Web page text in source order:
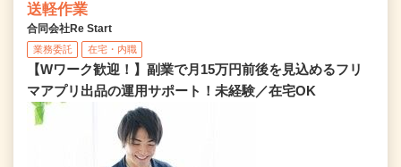
送軽作業
合同会社Re Start
業務委託 在宅・内職
【Wワーク歓迎！】副業で月15万円前後を見込めるフリ
マアプリ出品の運用サポート！未経験／在宅OK